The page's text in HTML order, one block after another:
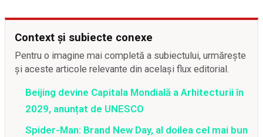
Context și subiecte conexe
Pentru o imagine mai completă a subiectului, urmărește
și aceste articole relevante din același flux editorial.
Beijing devine Capitala Mondială a Arhitecturii în
2029, anunțat de UNESCO
Spider-Man: Brand New Day, al doilea cel mai bun